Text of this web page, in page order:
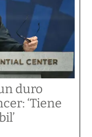
duro
‘Tiene